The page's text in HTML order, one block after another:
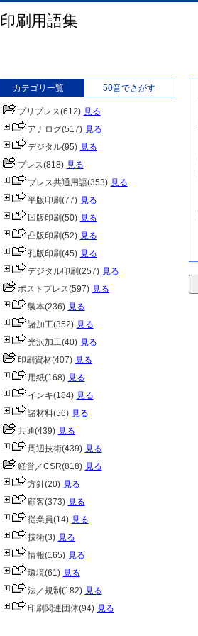
印刷用語集
カテゴリ一覧 50音でさがす
プリプレス(612) 見る
アナログ(517) 見る
デジタル(95) 見る
プレス(818) 見る
プレス共通用語(353) 見る
平版印刷(77) 見る
凹版印刷(50) 見る
凸版印刷(52) 見る
孔版印刷(45) 見る
デジタル印刷(257) 見る
ポストプレス(597) 見る
製本(236) 見る
諸加工(352) 見る
光沢加工(40) 見る
印刷資材(407) 見る
用紙(168) 見る
インキ(184) 見る
諸材料(56) 見る
共通(439) 見る
周辺技術(439) 見る
経営／CSR(818) 見る
方針(20) 見る
顧客(373) 見る
従業員(14) 見る
技術(3) 見る
情報(165) 見る
環境(61) 見る
法／規制 (182) 見る
印刷関連団体(94) 見る